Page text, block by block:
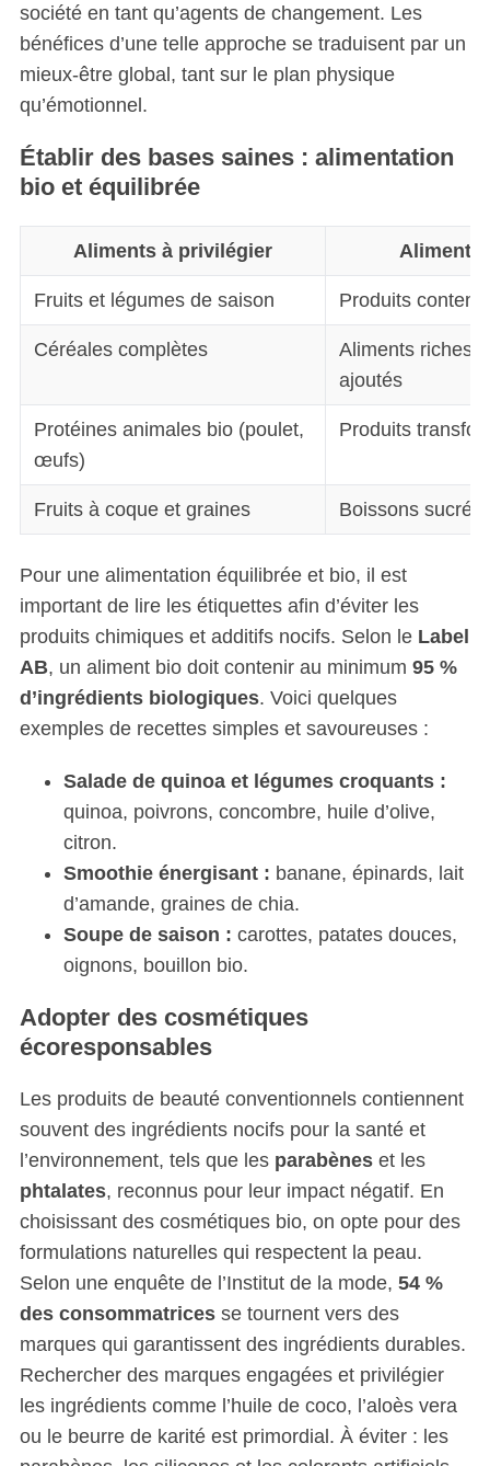
société en tant qu’agents de changement. Les
bénéfices d’une telle approche se traduisent par un
mieux-être global, tant sur le plan physique
qu’émotionnel.
Établir des bases saines : alimentation
bio et équilibrée
Aliments à privilégier Aliments
Fruits et légumes de saison Produits
Céréales complètes
Aliments riches
ajoutés
Protéines animales bio (poulet,
œufs)
Produits
Fruits à coque et graines Boissons
Pour une alimentation équilibrée et bio, il est
important de lire les étiquettes afin d’éviter les
produits chimiques et additifs nocifs. Selon le Label
AB, un aliment bio doit contenir au minimum 95 %
d’ingrédients biologiques. Voici quelques
exemples de recettes simples et savoureuses :
Salade de quinoa et légumes croquants :
quinoa, poivrons, concombre, huile d’olive,
citron.
Smoothie énergisant : banane, épinards, lait
d’amande, graines de chia.
Soupe de saison : carottes, patates douces,
oignons, bouillon bio.
Adopter des cosmétiques
écoresponsables
Les produits de beauté conventionnels contiennent
souvent des ingrédients nocifs pour la santé et
l’environnement, tels que les parabèneset les
phtalates, reconnus pour leur impact négatif. En
choisissant des cosmétiques bio, on opte pour des
formulations naturelles qui respectent la peau.
Selon une enquête de l’Institut de la mode, 54 %
des consommatricesse tournent vers des
marques qui garantissent des ingrédients durables.
Rechercher des marques engagées et privilégier
les ingrédients comme l’huile de coco, l’aloès vera
ou le beurre de karité est primordial. À éviter : les